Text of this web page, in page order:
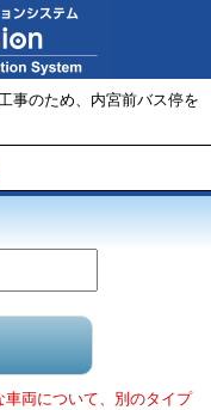
事のため、内宮前バス停を
両について、別のタイプ